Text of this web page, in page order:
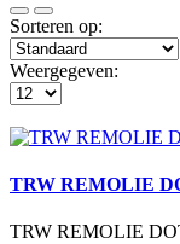
Sorteren op:
Weergegeven:
TRW REMOLIE
TRW REMOLIE